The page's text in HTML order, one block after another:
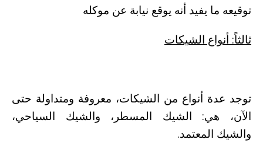
توقيعه ما يفيد أنه يوقع نيابة عن موكله
ثالثاً: أنواع الشيكات
توجد عدة أنواع من الشيكات، معروفة ومتداولة حتى
الآن، هي: الشيك المسطر، والشيك السياحي،
والشيك المعتمد.